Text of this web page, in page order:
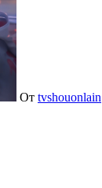
От tvshouonlain